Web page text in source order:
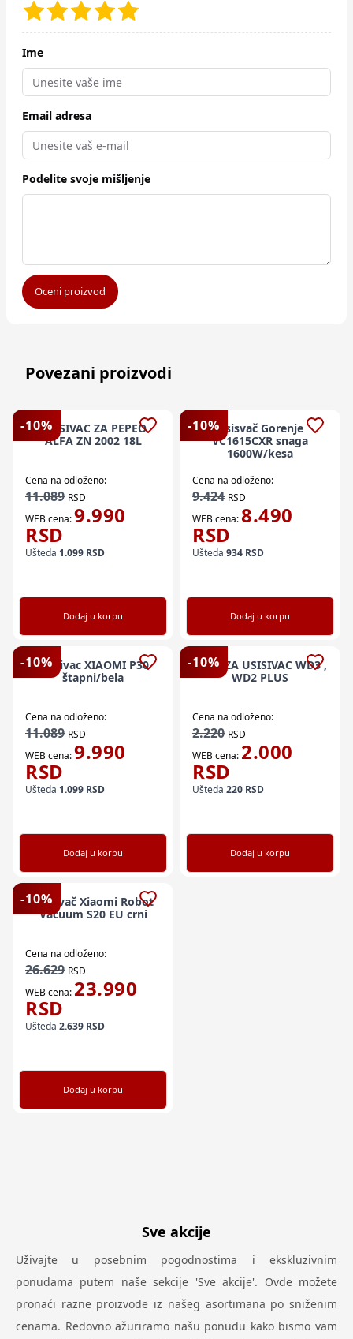
Ime
Email adresa
Podelite svoje mišljenje
Oceni proizvod
Povezani proizvodi
-10%
USISIVAC ZA PEPEO
ALFA ZN 2002 18L
Cena na odloženo:
11.089 RSD
WEB cena:9.990
RSD
Ušteda 1.099 RSD
Dodaj u korpu
-10%Usisvač Gorenje
VC1615CXR snaga
1600W/kesa
Cena na odloženo:
9.424 RSD
WEB cena:8.490
RSD
Ušteda 934 RSD
Dodaj u korpu
-10%
Usisivac XIAOMI P30
štapni/bela
Cena na odloženo:
11.089 RSD
WEB cena:9.990
RSD
Ušteda 1.099 RSD
Dodaj u korpu
-10%
KESA ZA USISIVAC WD3 ,
WD2 PLUS
Cena na odloženo:
2.220 RSD
WEB cena: 2.000
RSD
Ušteda 220 RSD
Dodaj u korpu
-10%
Usisivač Xiaomi Robot
Vacuum S20 EU crni
Cena na odloženo:
26.629 RSD
WEB cena: 23.990
RSD
Ušteda 2.639 RSD
Dodaj u korpu
Sve akcije
Uživajte u posebnim pogodnostima i ekskluzivnim
ponudama putem naše sekcije 'Sve akcije'. Ovde možete
pronaći razne proizvode iz našeg asortimana po sniženim
cenama. Redovno ažuriramo našu ponudu kako bismo vam